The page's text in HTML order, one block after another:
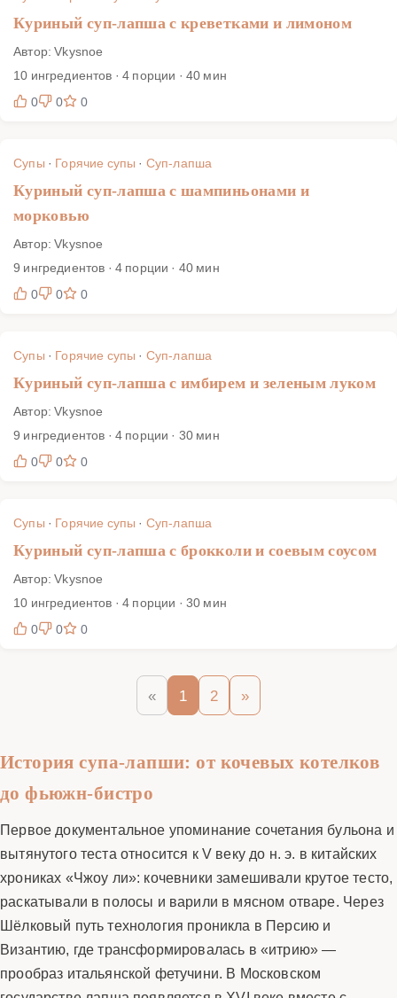
Куриный суп-лапша с креветками и лимоном
Автор: Vkysnoe
10 ингредиентов · 4 порции · 40 мин
0
0 0
Супы · Горячие супы · Суп-лапша
Куриный суп-лапша с шампиньонами и
морковью
Автор: Vkysnoe
9 ингредиентов · 4 порции · 40 мин
0
0 0
Супы · Горячие супы · Суп-лапша
Куриный суп-лапша с имбирем и зеленым луком
Автор: Vkysnoe
9 ингредиентов · 4 порции · 30 мин
0
0 0
Супы · Горячие супы · Суп-лапша
Куриный суп-лапша с брокколи и соевым соусом
Автор: Vkysnoe
10 ингредиентов · 4 порции · 30 мин
0
0 0
« 1 2 »
История супа-лапши: от кочевых котелков
до фьюжн-бистро
Первое документальное упоминание сочетания бульона и
вытянутого теста относится к V веку до н. э. в китайских
хрониках «Чжоу ли»: кочевники замешивали крутое тесто,
раскатывали в полосы и варили в мясном отваре. Через
Шёлковый путь технология проникла в Персию и
Византию, где трансформировалась в «итрию» —
прообраз итальянской фетучини. В Московском